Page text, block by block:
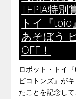
TEPIA特
トイ『
あそぼう
OFF！
ロボット・トイ
ピコトンズ』が
たことを記念し